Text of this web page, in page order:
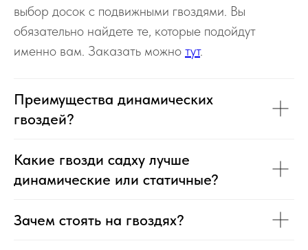
выбор досок с подвижными гвоздями. Вы
обязательно найдете те, которые подойдут
именно вам. Заказать можно тут.
Преимущества динамических
гвоздей?
Какие гвозди садху лучше
динамические или статичные?
Зачем стоять на гвоздях?